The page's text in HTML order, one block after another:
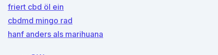
friert cbd öl ein
cbdmd mingo rad
hanf anders als marihuana